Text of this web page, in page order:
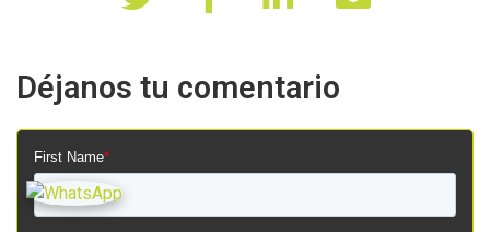
Déjanos tu comentario
First Name*